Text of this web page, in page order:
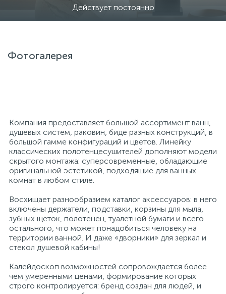
Действует постоянно
Фотогалерея
Компания предоставляет большой ассортимент ванн,
душевых систем, раковин, биде разных конструкций, в
большой гамме конфигураций и цветов. Линейку
классических полотенцесушителей дополняют модели
скрытого монтажа: суперсовременные, обладающие
оригинальной эстетикой, подходящие для ванных
комнат в любом стиле.
Восхищает разнообразием каталог аксессуаров: в него
включены держатели, подставки, корзины для мыла,
зубных щеток, полотенец, туалетной бумаги и всего
остального, что может понадобиться человеку на
территории ванной. И даже «дворники» для зеркал и
стекол душевой кабины!
Калейдоскоп возможностей сопровождается более
чем умеренными ценами, формирование которых
строго контролируется: бренд создан для людей, и